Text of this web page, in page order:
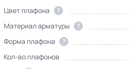
Цвет плафона
?
Материал арматуры
?
Форма плафона
?
Кол-во плафонов